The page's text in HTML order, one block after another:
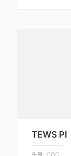
TEWS Pl
矢量LOGO